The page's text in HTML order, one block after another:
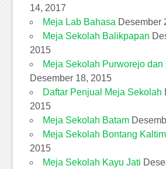
14, 2017
Meja Lab Bahasa Desember
Meja Sekolah Balikpapan
2015
Meja Sekolah Purworejo dan
Desember 18, 2015
Daftar Penjual Meja Sekolah
2015
Meja Sekolah Batam
Meja Sekolah Bontang Kaltim
2015
Meja Sekolah Kayu Jati